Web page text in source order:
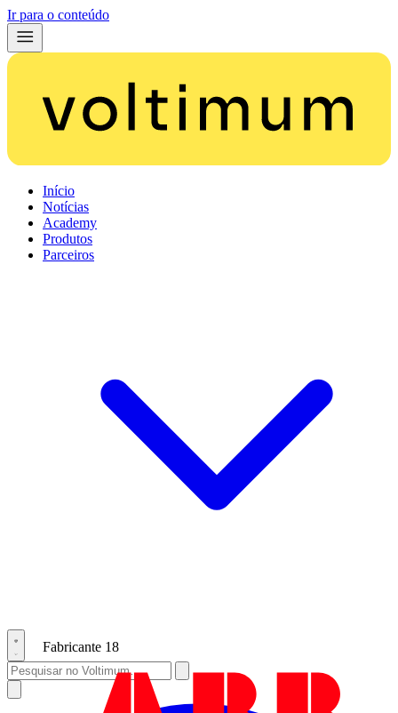
Ir para o conteúdo
Início
Notícias
Academy
Produtos
Parceiros
Fabricante 18